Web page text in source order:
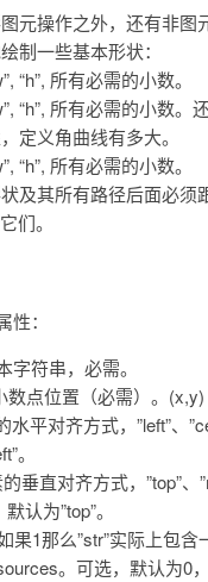
元操作之外，还有非图
制一些基本形状：
“h”, 所有必需的小数。
“h”, 所有必需的小数。
定义角曲线有多大。
“h”, 所有必需的小数。
及其所有路径后面必须
们。
：
字符串，必需。
数点位置（必需）。(x,y)
平对齐方式，”left”、
。
垂直对齐方式，”top”、
认为”top”。
果1那么”str”实际上包含
。可选，默认为0